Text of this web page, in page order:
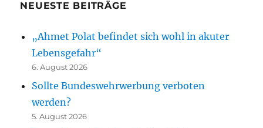
NEUESTE BEITRÄGE
„Ahmet Polat befindet sich wohl in akuter
Lebensgefahr“
6. August 2026
Sollte Bundeswehrwerbung verboten
werden?
5. August 2026